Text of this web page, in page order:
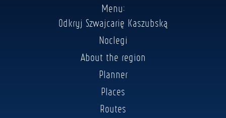
Menu:
Odkryj Szwajcarię Kaszubską
Noclegi
About the region
Planner
Places
Routes